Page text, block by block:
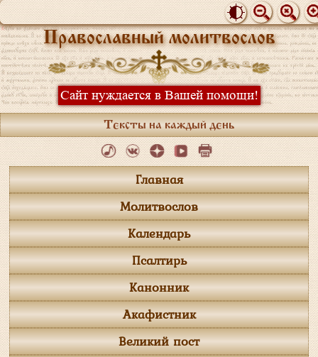
Православный молитвослов
Сайт нуждается в Вашей помощи!
Тексты на каждый день
Главная
Молитвослов
Календарь
Псалтирь
Канонник
Акафистник
Великий пост